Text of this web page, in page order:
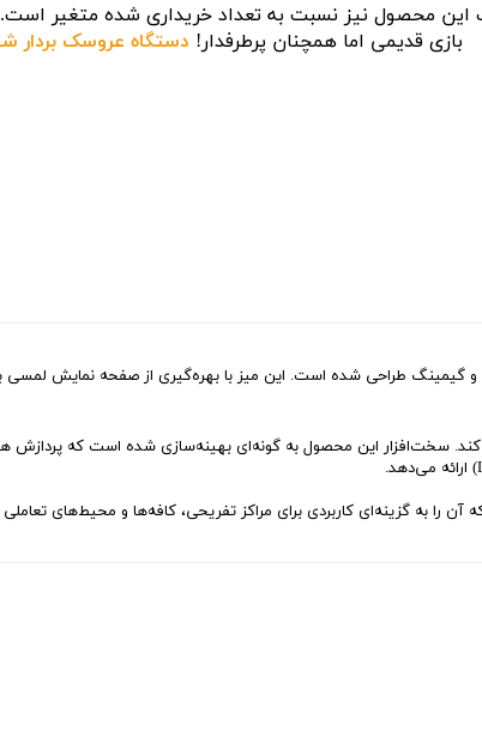
این محصول نیز نسبت به تعداد خریداری شده متغیر است.
بازی قدیمی اما همچنان پرطرفدار! دستگاه عروسک بردار
و گیمینگ طراحی شده است. این میز با بهره‌گیری از صفحه نمایش
سخت‌افزار این محصول به گونه‌ای بهینه‌سازی شده است که پردازش
آن را به گزینه‌ای کاربردی برای مراکز تفریحی، کافه‌ها و محیط‌های